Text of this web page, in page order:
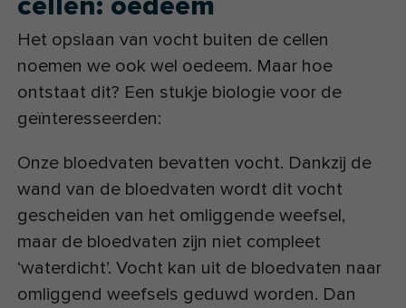
Het opslaan van vocht buiten de cellen
noemen we ook wel oedeem. Maar hoe
ontstaat dit? Een stukje biologie voor de
geïnteresseerden:
Onze bloedvaten bevatten vocht. Dankzij de
wand van de bloedvaten wordt dit vocht
gescheiden van het omliggende weefsel,
maar de bloedvaten zijn niet compleet
‘waterdicht’. Vocht kan uit de bloedvaten naar
omliggend weefsels geduwd worden. Dan